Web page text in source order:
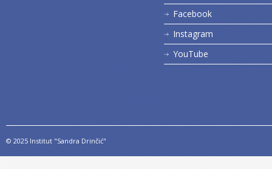
Facebook
Instagram
YouTube
© 2025 Institut "Sandra Drinčić"